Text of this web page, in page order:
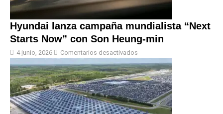
Hyundai lanza campaña mundialista “Next
Starts Now” con Son Heung-min
4 junio, 2026 Comentarios desactivados